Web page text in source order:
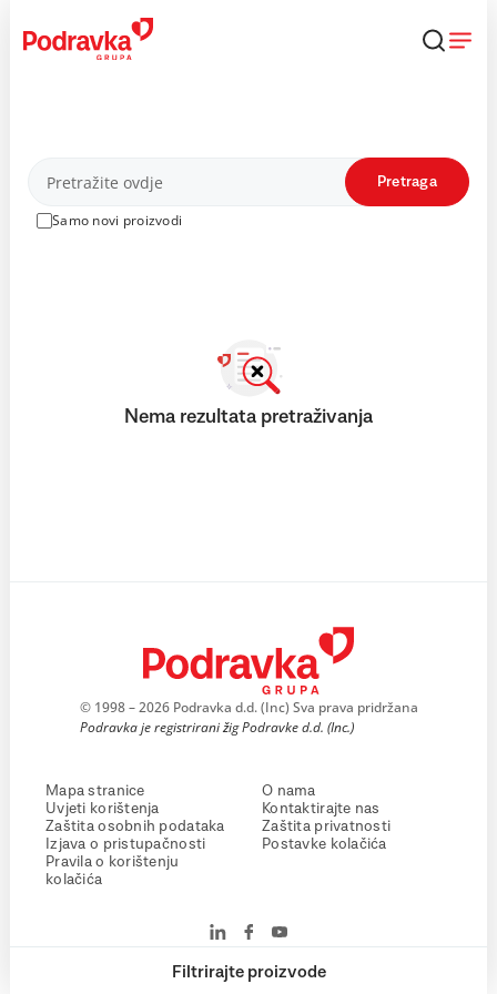
content
Proizvodi
Samo novi proizvodi
Pretraga
Filtrirajte proizvode
Nema rezultata pretraživanja
© 1998 – 2026 Podravka d.d. (Inc) Sva prava pridržana
Podravka je registrirani žig Podravke d.d. (Inc.)
Mapa stranice
Uvjeti korištenja
Zaštita osobnih podataka
Izjava o pristupačnosti
Pravila o korištenju
kolačića
O nama
Kontaktirajte nas
Zaštita privatnosti
Postavke kolačića